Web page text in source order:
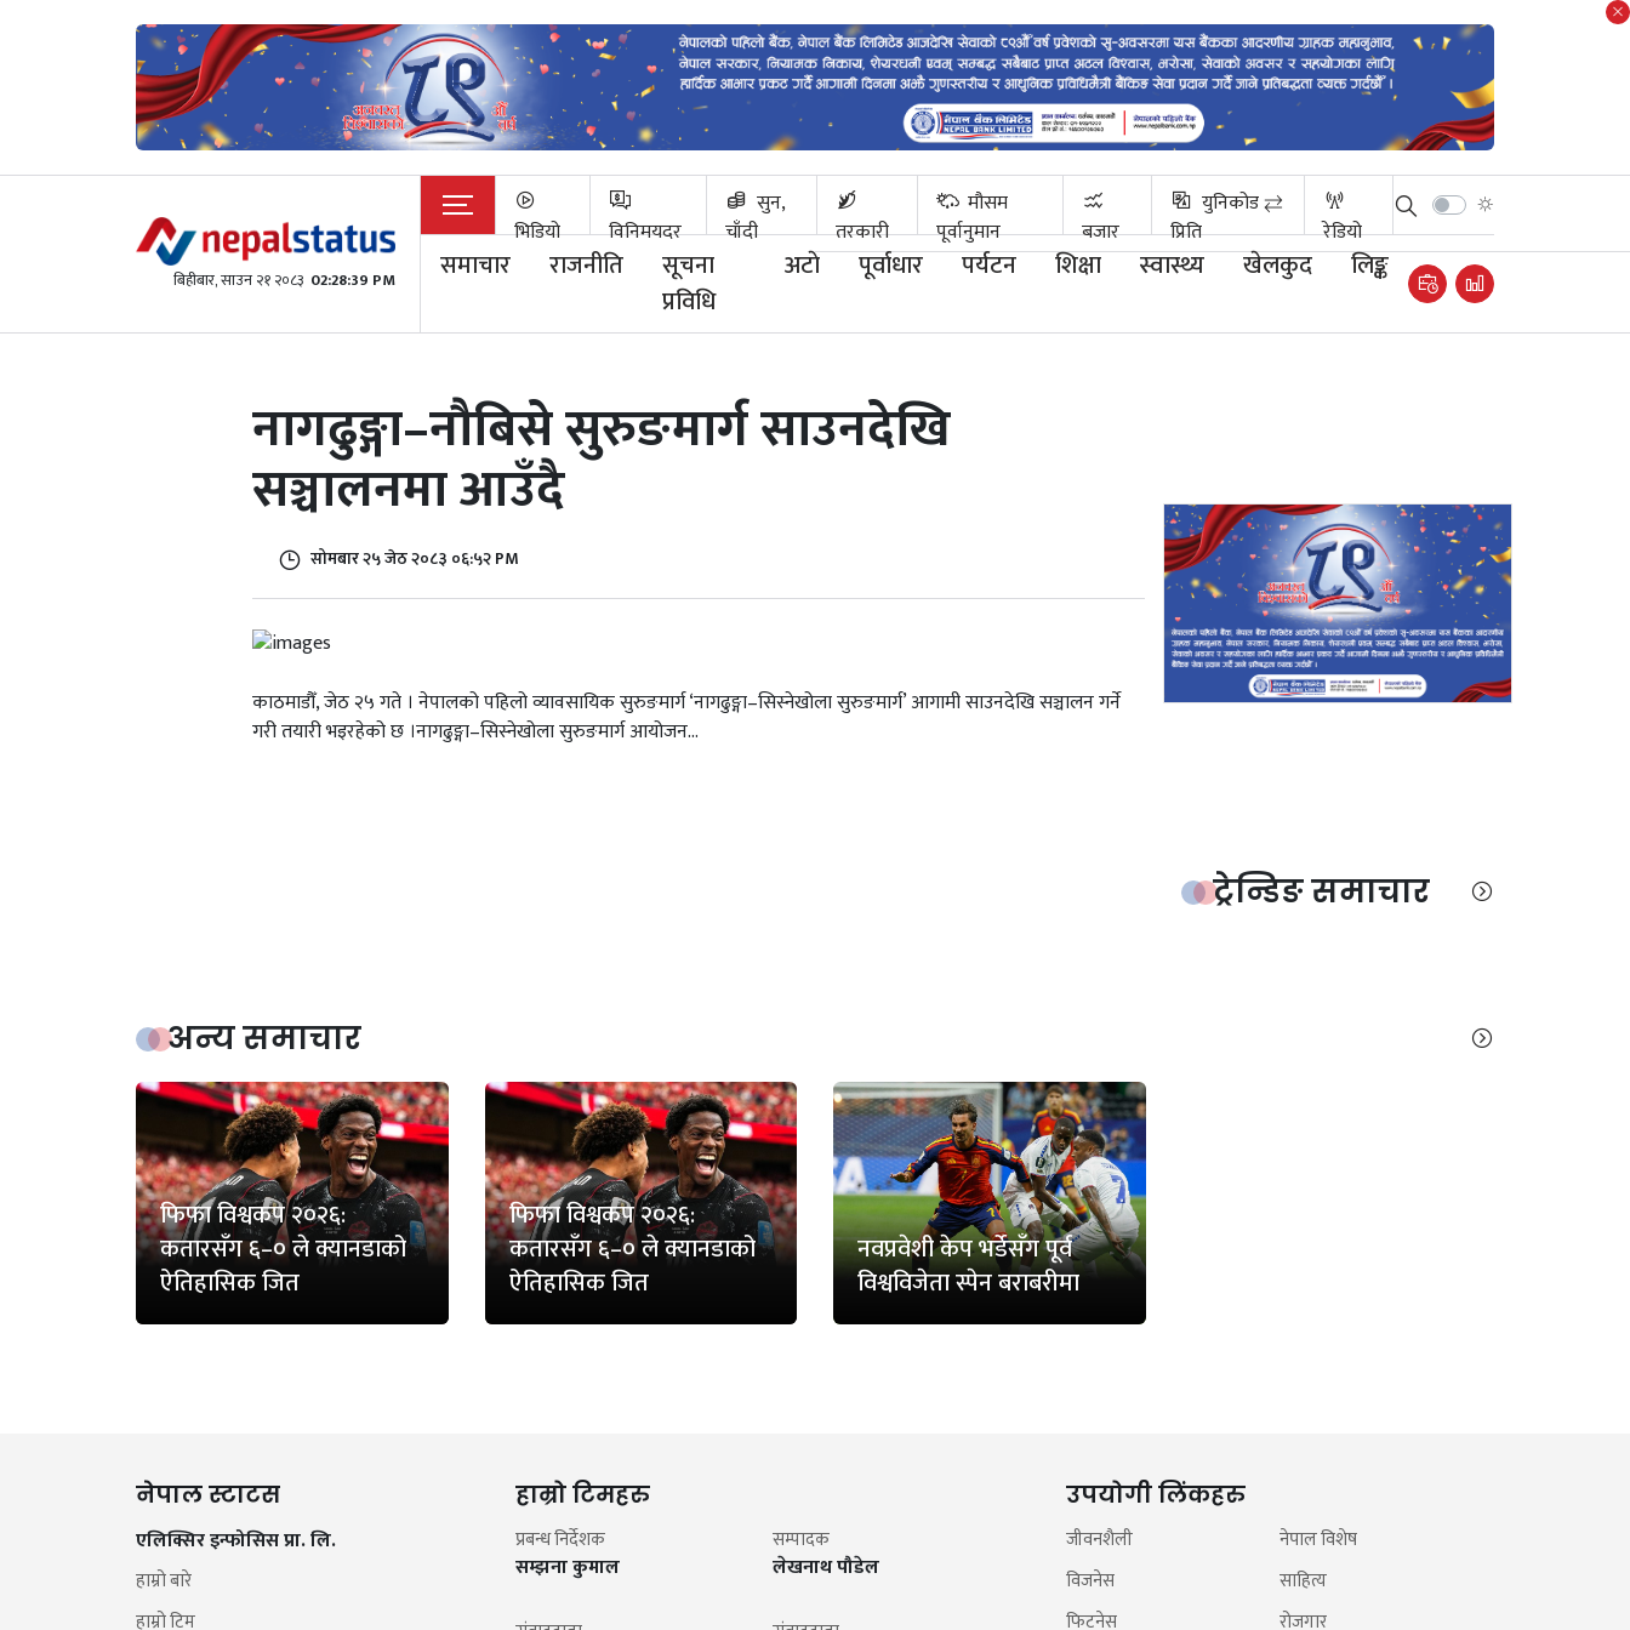
बिहीबार, साउन २१ २०८३ 02:28:40 PM
भिडियो विनिमयदर
सुन,
चाँदी
तरकारी
मौसम
पूर्वानुमान
बजार
युनिकोड ⇄
प्रिति
रेडियो
समाचार राजनीति
सूचना
प्रविधि
अटाे पूर्वाधार पर्यटन शिक्षा स्वास्थ्य खेलकुद लिङ्क
नागढुङ्गा–नौबिसे सुरुङमार्ग साउनदेखि
सञ्चालनमा आउँदै
सोमबार २५ जेठ २०८३ ०६:५२ PM
काठमाडौँ, जेठ २५ गते । नेपालको पहिलो व्यावसायिक सुरुङमार्ग ‘नागढुङ्गा–सिस्नेखोला सुरुङमार्ग’ आगामी साउनदेखि सञ्चालन गर्ने
गरी तयारी भइरहेको छ ।नागढुङ्गा–सिस्नेखोला सुरुङमार्ग आयोजन...
ट्रेन्डिङ समाचार
अन्य समाचार
फिफा विश्वकप २०२६:
कतारसँग ६–० ले क्यानडाको
ऐतिहासिक जित
फिफा विश्वकप २०२६:
कतारसँग ६–० ले क्यानडाको
ऐतिहासिक जित
नवप्रवेशी केप भर्डेसँग पूर्व
विश्वविजेता स्पेन बराबरीमा
नेपाल स्टाटस
एलिक्सिर इन्फोसिस प्रा. लि.
हाम्रो बारे
हाम्रो टिम
हाम्रो टिमहरु
प्रबन्ध निर्देशक
सम्झना कुमाल
सम्पादक
लेखनाथ पौडेल
उपयोगी लिंकहरु
जीवनशैली
नेपाल विशेष
विजनेस
साहित्य
फिटनेस
रोजगार